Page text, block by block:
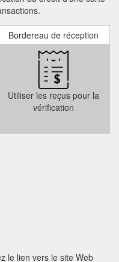
Bordereau de réception
Utiliser les reçus pour la
vérification
le lien vers le site Web